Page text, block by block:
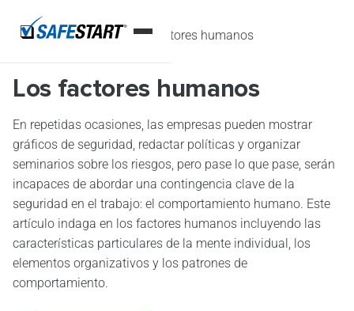
Inicio Artículos Los factores humanos
Los factores humanos
En repetidas ocasiones, las empresas pueden mostrar
gráficos de seguridad, redactar políticas y organizar
seminarios sobre los riesgos, pero pase lo que pase, serán
incapaces de abordar una contingencia clave de la
seguridad en el trabajo: el comportamiento humano. Este
artículo indaga en los factores humanos incluyendo las
características particulares de la mente individual, los
elementos organizativos y los patrones de
comportamiento.